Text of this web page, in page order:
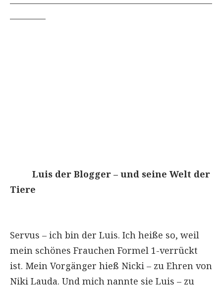
Luis der Blogger – und seine Welt der
Tiere
Servus – ich bin der Luis. Ich heiße so, weil
mein schönes Frauchen Formel 1-verrückt
ist. Mein Vorgänger hieß Nicki – zu Ehren von
Niki Lauda. Und mich nannte sie Luis – zu